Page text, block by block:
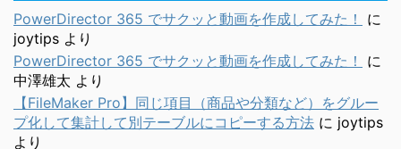
PowerDirector 365 でサクッと動画を作成してみた！
に
joytips より
PowerDirector 365 でサクッと動画を作成してみた！
に
中澤雄太 より
【FileMaker Pro】同じ項目（商品や分類など）をグルー
プ化して集計して別テーブルにコピーする方法 に joytips
より